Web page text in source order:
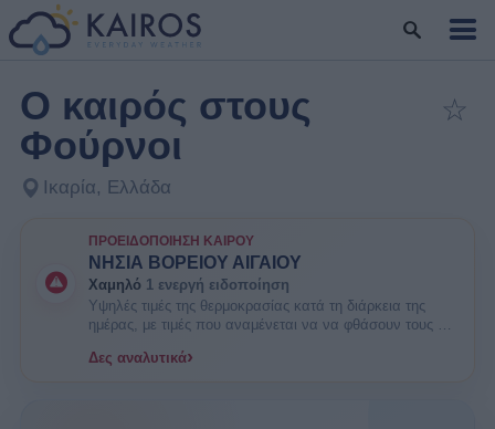
Ο καιρός στους
Φούρνοι
Ικαρία, Ελλάδα
☆
ΠΡΟΕΙΔΟΠΟΊΗΣΗ ΚΑΙΡΟΎ
ΝΗΣΙΑ ΒΟΡΕΙΟΥ ΑΙΓΑΙΟΥ
Χαμηλό 1 ενεργή ειδοποίηση
Υψηλές τιμές της θερμοκρασίας κατά τη διάρκεια της
ημέρας, με τιμές που αναμένεται να να φθάσουν τους 35
κάποιοι κίνδυνοι υγείας στις ευπαθείς ομάδες πληθυσμού
Δες αναλυτικά›